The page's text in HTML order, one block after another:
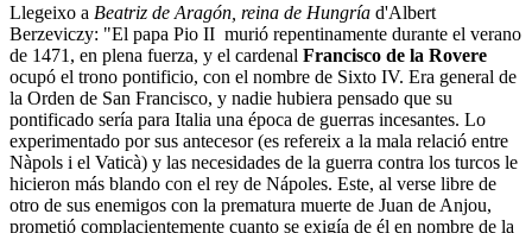
Llegeixo a Beatriz de Aragón, reina de Hungría d'Albert
Berzeviczy: "El papa Pio II murió repentinamente durante el verano
de 1471, en plena fuerza, y el cardenal Francisco de la Rovere
ocupó el trono pontificio, con el nombre de Sixto IV. Era general de
la Orden de San Francisco, y nadie hubiera pensado que su
pontificado sería para Italia una época de guerras incesantes. Lo
experimentado por sus antecesor (es refereix a la mala relació entre
Nàpols i el Vaticà) y las necesidades de la guerra contra los turcos le
hicieron más blando con el rey de Nápoles. Este, al verse libre de
otro de sus enemigos con la prematura muerte de Juan de Anjou,
prometió complacientemente cuanto se exigía de él en nombre de la